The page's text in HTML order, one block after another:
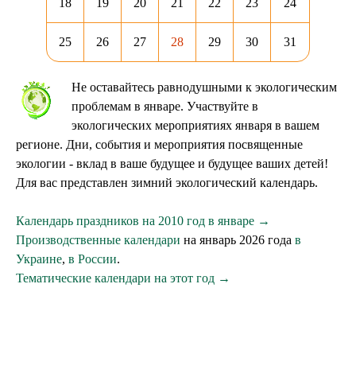
18 19 20 21 22 23 24
25 26 27 28 29 30 31
Не оставайтесь равнодушными к экологическим
проблемам в январе. Участвуйте в
экологических мероприятиях января в вашем
регионе. Дни, события и мероприятия посвященные
экологии - вклад в ваше будущее и будущее ваших детей!
Для вас представлен зимний экологический календарь.
Календарь праздников на 2010 год в январе →
Производственные календари на январь 2026 года в
Украине, в России.
Тематические календари на этот год →